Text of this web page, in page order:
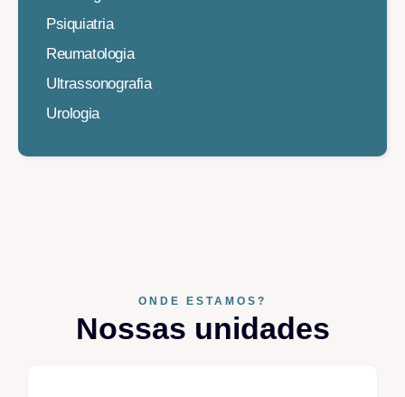
Psiquiatria
Reumatologia
Ultrassonografia
Urologia
ONDE ESTAMOS?
Nossas unidades